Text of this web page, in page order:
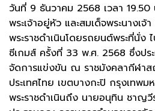
วันที่ 9 ธันวาคม 2568 เวลา 19.50
พระเจ้าอยู่หัว และสมเด็จพระนางเจ้
พระราชดำเนินโดยรถยนต์พระที่นั่ง
ซีเกมส์ ครั้งที่ 33 พ.ศ. 2568 ซึ่งประ
จัดการแข่งขัน ณ ราชมังคลากีฬาส
ประเทศไทย เขตบางกะปิ กรุงเทพม
พระราชดำเนินถึง นายอนุทิน ชาญ